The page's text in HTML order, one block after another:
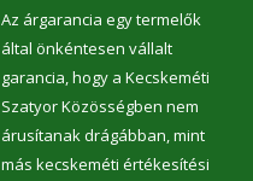
Az árgarancia egy termelők
által önkéntesen vállalt
garancia, hogy a Kecskeméti
Szatyor Közösségben nem
árusítanak drágábban, mint
más kecskeméti értékesítési